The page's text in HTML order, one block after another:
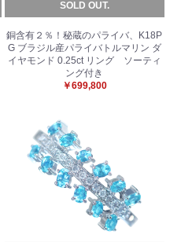
SOLD OUT.
銅含有２％！秘蔵のパライバ、K18P
G ブラジル産パライバトルマリン ダ
イヤモンド 0.25ct リング ソーティ
ング付き
￥699,800